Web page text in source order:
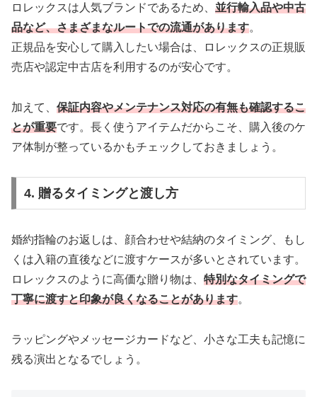
ロレックスは人気ブランドであるため、 並行輸入品や中古
品など、さまざまなルートでの流通があります。
正規品を安心して購入したい場合は、ロレックスの正規販
売店や認定中古店を利用するのが安心です。
加えて、 保証内容やメンテナンス対応の有無も確認するこ
とが重要です。長く使うアイテムだからこそ、購入後のケ
ア体制が整っているかもチェックしておきましょう。
4. 贈るタイミングと渡し方
婚約指輪のお返しは、顔合わせや結納のタイミング、もし
くは入籍の直後などに渡すケースが多いとされています。
ロレックスのように高価な贈り物は、 特別なタイミングで
丁寧に渡すと印象が良くなることがあります。
ラッピングやメッセージカードなど、小さな工夫も記憶に
残る演出となるでしょう。